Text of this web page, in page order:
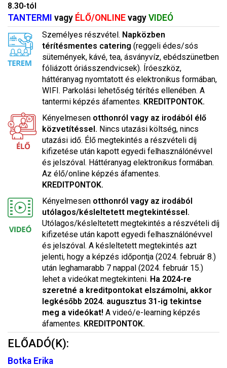
8.30-tól
TANTERMI vagy ÉLŐ/ONLINE vagy VIDEÓ
Személyes részvétel. Napközben
térítésmentes catering (reggeli édes/sós
sütemények, kávé, tea, ásványvíz, ebédszünetben
fóliázott óriásszendvicsek). Íróeszköz,
háttéranyag nyomtatott és elektronikus formában,
WIFI. Parkolási lehetőség térítés ellenében. A
tantermi képzés áfamentes. KREDITPONTOK.
Kényelmesen otthonról vagy az irodából élő
közvetítéssel. Nincs utazási költség, nincs
utazási idő. Élő megtekintés a részvételi díj
kifizetése után kapott egyedi felhasználónévvel
és jelszóval. Háttéranyag elektronikus formában.
Az élő/online képzés áfamentes.
KREDITPONTOK.
Kényelmesen otthonról vagy az irodából
utólagos/késleltetett megtekintéssel.
Utólagos/késleltetett megtekintés a részvételi díj
kifizetése után kapott egyedi felhasználónévvel
és jelszóval. A késleltetett megtekintés azt
jelenti, hogy a képzés időpontja (2024. február 8.)
után leghamarabb 7 nappal (2024. február 15.)
lehet a videókat megtekinteni. Ha 2024-re
szeretné a kreditpontokat elszámolni, akkor
legkésőbb 2024. augusztus 31-ig tekintse
meg a videókat! A videó/e-learning képzés
áfamentes. KREDITPONTOK.
ELŐADÓ(K):
Botka Erika